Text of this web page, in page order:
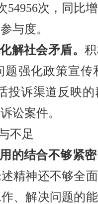
54956次，同比
与度。
解社会矛盾。
题强化政策宣
投诉渠道反映
讼案件。
不足
的结合不够紧
精神还不够全
、解决问题的